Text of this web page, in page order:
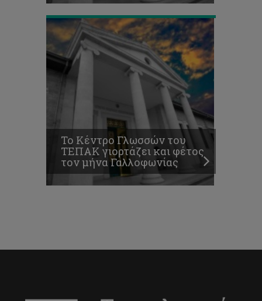
Το Κέντρο Γλωσσών του
ΤΕΠΑΚ γιορτάζει και φέτος
τον μήνα Γαλλοφωνίας